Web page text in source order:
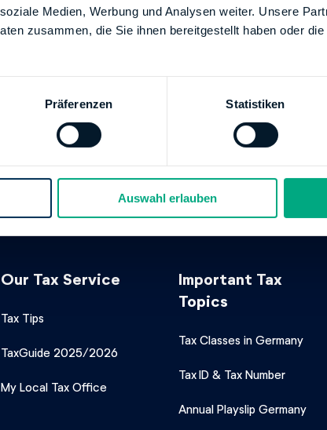
Medien, Werbung und Analysen weiter. Unsere
zusammen, die Sie ihnen bereitgestellt haben oder
Präferenzen Statistiken
Auswahl erlauben
HESSEN-THUERINGEN GIROZENTRALE
Hersfeld-Rotenburg
BUNDESBANK
Hersfeld-Rotenburg
Our Tax Service
Tax Tips
TaxGuide 2025/2026
My Local Tax Office
Important Tax
Topics
Tax Classes in Germany
Tax ID & Tax Number
Annual Playslip Germany